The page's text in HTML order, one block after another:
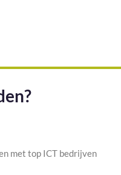
met top ICT bedrijven